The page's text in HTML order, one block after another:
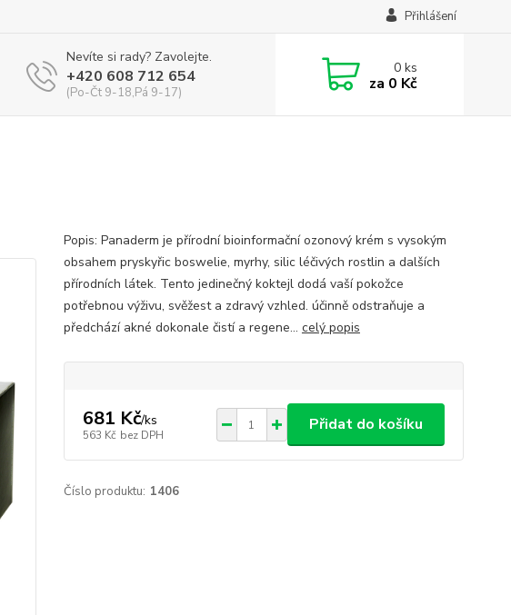
Přihlášení
Nevíte si rady? Zavolejte.
+420 608 712 654
(Po-Čt 9-18,Pá 9-17)
0ks
za 0 Kč
Popis: Panaderm je přírodní bioinformační ozonový krém s vysokým
obsahem pryskyřic boswelie, myrhy, silic léčivých rostlin a dalších
přírodních látek. Tento jedinečný koktejl dodá vaší pokožce
potřebnou výživu, svěžest a zdravý vzhled. účinně odstraňuje a
předchází akné dokonale čistí a regene... celý popis
681 Kč/ks
563 Kč bez DPH
Přidat do košíku
Číslo produktu: 1406